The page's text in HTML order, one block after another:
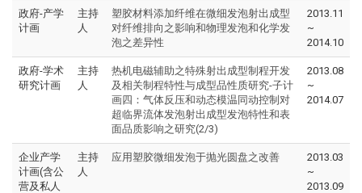
政府-产学
计画
主持
人
塑胶材料添加纤维在微细发泡射出成型
对纤维排向之影响和物理发泡和化学发
泡之差异性
2013.11
~
2014.10
政府-学术
研究计画
主持
人
热机电磁辅助之特殊射出成型制程开发
及相关制程特性与成型品性质研究-子计
画四：气体反压和动态模温同动控制对
超临界流体发泡射出成型发泡特性和表
面品质影响之研究(2/3)
2013.08
~
2014.07
企业产学
计画(含公
营及私人
主持
人
应用塑胶微细发泡于抛光圆盘之改善
2013.03
~
2013.09